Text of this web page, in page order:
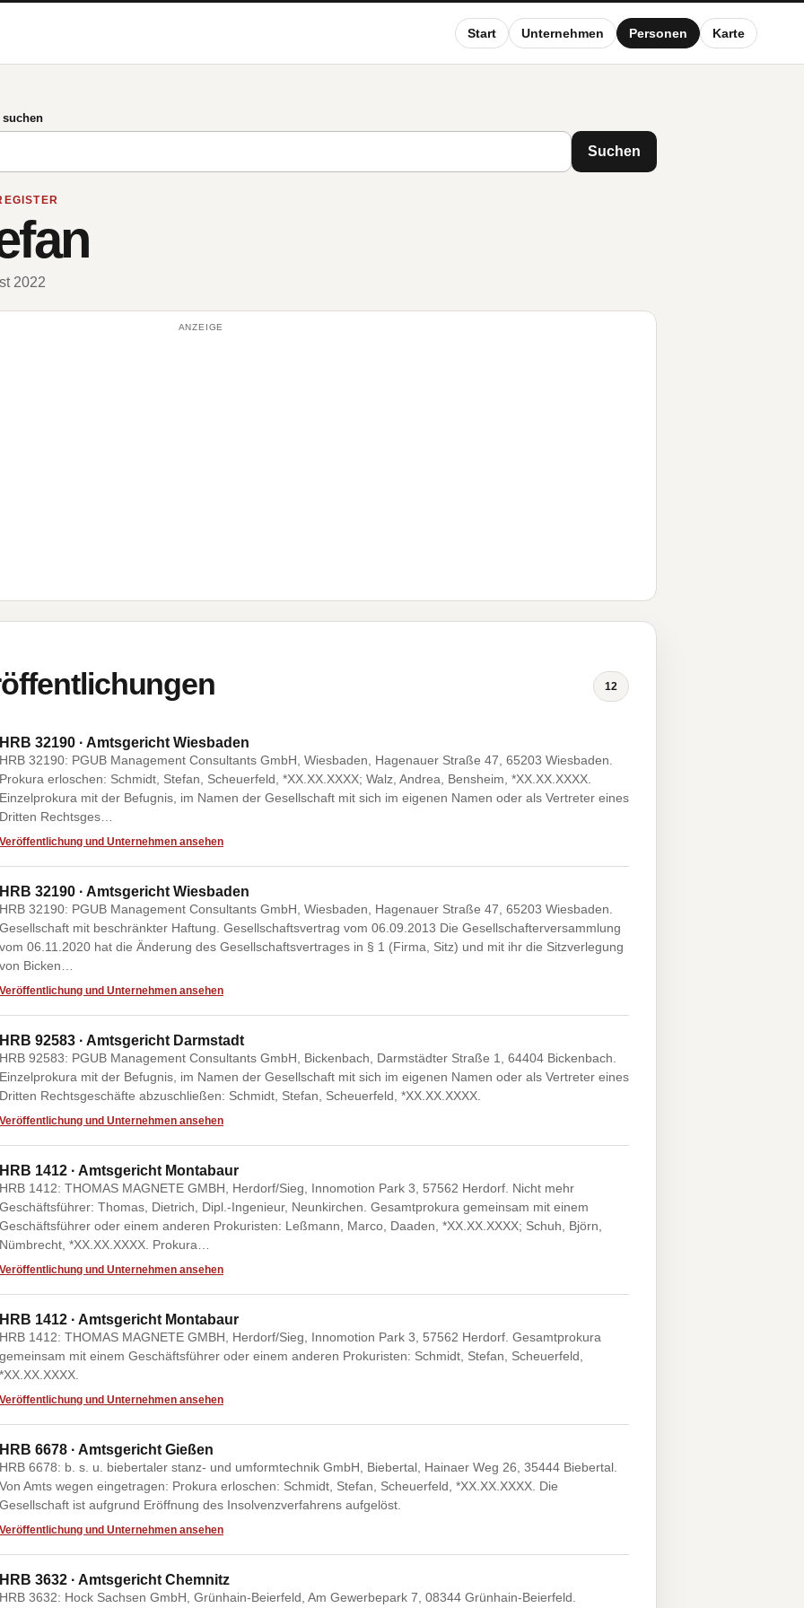
Start Unternehmen Personen Karte
Suchen
2022
ANZEIGE
12
HRB 32190 · Amtsgericht Wiesbaden
HRB 32190: PGUB Management Consultants GmbH, Wiesbaden, Hagenauer Straße 47, 65203 Wiesbaden.
Prokura erloschen: Schmidt, Stefan, Scheuerfeld, *XX.XX.XXXX; Walz, Andrea, Bensheim, *XX.XX.XXXX.
Einzelprokura mit der Befugnis, im Namen der Gesellschaft mit sich im eigenen Namen oder als Vertreter eines
Dritten Rechtsges…
Veröffentlichung und Unternehmen ansehen
HRB 32190 · Amtsgericht Wiesbaden
HRB 32190: PGUB Management Consultants GmbH, Wiesbaden, Hagenauer Straße 47, 65203 Wiesbaden.
Gesellschaft mit beschränkter Haftung. Gesellschaftsvertrag vom 06.09.2013 Die Gesellschafterversammlung
vom 06.11.2020 hat die Änderung des Gesellschaftsvertrages in § 1 (Firma, Sitz) und mit ihr die Sitzverlegung
von Bicken…
Veröffentlichung und Unternehmen ansehen
HRB 92583 · Amtsgericht Darmstadt
HRB 92583: PGUB Management Consultants GmbH, Bickenbach, Darmstädter Straße 1, 64404 Bickenbach.
Einzelprokura mit der Befugnis, im Namen der Gesellschaft mit sich im eigenen Namen oder als Vertreter eines
Dritten Rechtsgeschäfte abzuschließen: Schmidt, Stefan, Scheuerfeld, *XX.XX.XXXX.
Veröffentlichung und Unternehmen ansehen
HRB 1412 · Amtsgericht Montabaur
HRB 1412: THOMAS MAGNETE GMBH, Herdorf/Sieg, Innomotion Park 3, 57562 Herdorf. Nicht mehr
Geschäftsführer: Thomas, Dietrich, Dipl.-Ingenieur, Neunkirchen. Gesamtprokura gemeinsam mit einem
Geschäftsführer oder einem anderen Prokuristen: Leßmann, Marco, Daaden, *XX.XX.XXXX; Schuh, Björn,
Nümbrecht, *XX.XX.XXXX. Prokura…
Veröffentlichung und Unternehmen ansehen
HRB 1412 · Amtsgericht Montabaur
HRB 1412: THOMAS MAGNETE GMBH, Herdorf/Sieg, Innomotion Park 3, 57562 Herdorf. Gesamtprokura
gemeinsam mit einem Geschäftsführer oder einem anderen Prokuristen: Schmidt, Stefan, Scheuerfeld,
*XX.XX.XXXX.
Veröffentlichung und Unternehmen ansehen
HRB 6678 · Amtsgericht Gießen
HRB 6678: b. s. u. biebertaler stanz- und umformtechnik GmbH, Biebertal, Hainaer Weg 26, 35444 Biebertal.
Von Amts wegen eingetragen: Prokura erloschen: Schmidt, Stefan, Scheuerfeld, *XX.XX.XXXX. Die
Gesellschaft ist aufgrund Eröffnung des Insolvenzverfahrens aufgelöst.
Veröffentlichung und Unternehmen ansehen
HRB 3632 · Amtsgericht Chemnitz
HRB 3632: Hock Sachsen GmbH, Grünhain-Beierfeld, Am Gewerbepark 7, 08344 Grünhain-Beierfeld.